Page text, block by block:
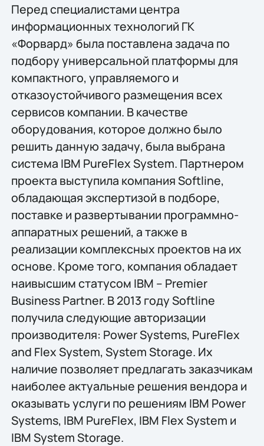
Перед специалистами центра
информационных технологий ГК
«Форвард» была поставлена задача по
подбору универсальной платформы для
компактного, управляемого и
отказоустойчивого размещения всех
сервисов компании. В качестве
оборудования, которое должно было
решить данную задачу, была выбрана
система IBM PureFlex System. Партнером
проекта выступила компания Softline,
обладающая экспертизой в подборе,
поставке и развертывании программно-
аппаратных решений, а также в
реализации комплексных проектов на их
основе. Кроме того, компания обладает
наивысшим статусом IBM – Premier
Business Partner. В 2013 году Softline
получила следующие авторизации
производителя: Power Systems, PureFlex
and Flex System, System Storage. Их
наличие позволяет предлагать заказчикам
наиболее актуальные решения вендора и
оказывать услуги по решениям IBM Power
Systems, IBM PureFlex, IBM Flex System и
IBM System Storage.